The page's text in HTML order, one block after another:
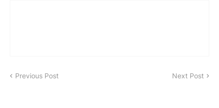
Previous Post Next Post